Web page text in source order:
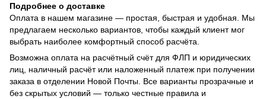
Подробнее о доставке
Оплата в нашем магазине — простая, быстрая и удобная. Мы
предлагаем несколько вариантов, чтобы каждый клиент мог
выбрать наиболее комфортный способ расчёта.
Возможна оплата на расчётный счёт для ФЛП и юридических
лиц, наличный расчёт или наложенный платеж при получении
заказа в отделении Новой Почты. Все варианты прозрачные и
без скрытых условий — только честные правила и